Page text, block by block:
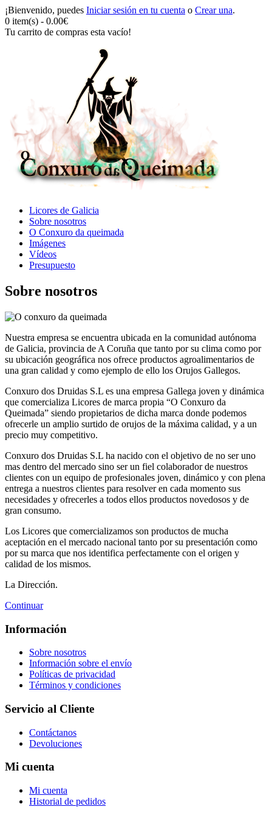
¡Bienvenido, puedes Iniciar sesión en tu cuenta o Crear una.
0 item(s) - 0.00€
Tu carrito de compras esta vacío!
Licores de Galicia
Sobre nosotros
O Conxuro da queimada
Imágenes
Vídeos
Presupuesto
Sobre nosotros
Nuestra empresa se encuentra ubicada en la comunidad autónoma
de Galicia, provincia de A Coruña que tanto por su clima como por
su ubicación geográfica nos ofrece productos agroalimentarios de
una gran calidad y como ejemplo de ello los Orujos Gallegos.
Conxuro dos Druidas S.L es una empresa Gallega joven y dinámica
que comercializa Licores de marca propia “O Conxuro da
Queimada” siendo propietarios de dicha marca donde podemos
ofrecerle un amplio surtido de orujos de la máxima calidad, y a un
precio muy competitivo.
Conxuro dos Druidas S.L ha nacido con el objetivo de no ser uno
mas dentro del mercado sino ser un fiel colaborador de nuestros
clientes con un equipo de profesionales joven, dinámico y con plena
entrega a nuestros clientes para resolver en cada momento sus
necesidades y ofrecerles a todos ellos productos novedosos y de
gran consumo.
Los Licores que comercializamos son productos de mucha
aceptación en el mercado nacional tanto por su presentación como
por su marca que nos identifica perfectamente con el origen y
calidad de los mismos.
La Dirección.
Continuar
Información
Sobre nosotros
Información sobre el envío
Políticas de privacidad
Términos y condiciones
Servicio al Cliente
Contáctanos
Devoluciones
Mi cuenta
Mi cuenta
Historial de pedidos